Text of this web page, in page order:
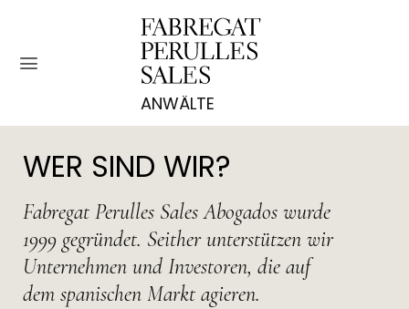
springen
WER SIND WIR?
Fabregat Perulles Sales Abogados wurde
1999 gegründet. Seither unterstützen wir
Unternehmen und Investoren, die auf
dem spanischen Markt agieren.